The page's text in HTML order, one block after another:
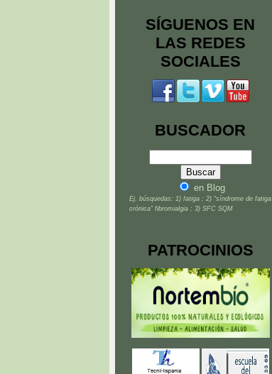
SÍGUENOS EN
LAS REDES
SOCIALES
BUSCADOR
en Blog
Ej. búsquedas: 1) fatiga ; 2) “síndrome de fatiga
crónica” fibromialgia ; 3) SFC SQM
PATROCINIOS